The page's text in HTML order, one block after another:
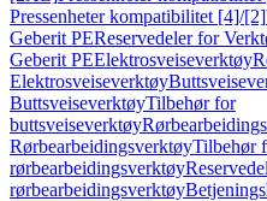
Pressenheter kompatibilitet [4]/[2]
Geberit PEReservedeler for
Geberit PEElektrosveiseverktøy
Elektrosveiseverktøy
ButtsveiseverktøyTilbehør for
buttsveiseverktøy
RørbearbeidingsverktøyTilbehør
rørbearbeidingsverktøy
rørbearbeidingsverktøy